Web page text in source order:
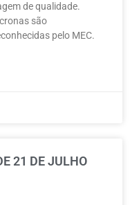
de qualidade.
são
pelo MEC.
21 DE JULHO